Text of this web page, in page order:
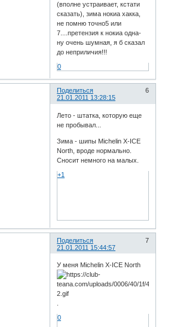
(вполне устраивает, кстати
сказать), зима нокиа хакка,
не помню точно5 или
7....претензия к нокиа одна-
ну очень шумная, я б сказал
до неприличия!!!
0
Поделиться
6
21.01.2011 13:28:15
Лето - штатка, которую еще
не пробывал...
Зима - шипы Michelin X-ICE
North, вроде нормально.
Сносит немного на малых.
+1
Поделиться
7
21.01.2011 15:44:57
У меня Michelin X-ICE North
0